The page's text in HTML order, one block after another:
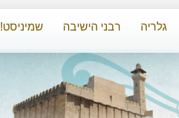
גלריה רבני הישיבה שמיניסט!